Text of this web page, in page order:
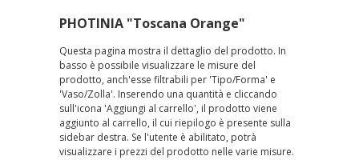
PHOTINIA "Toscana Orange"
Questa pagina mostra il dettaglio del prodotto. In
basso è possibile visualizzare le misure del
prodotto, anch'esse filtrabili per 'Tipo/Forma' e
'Vaso/Zolla'. Inserendo una quantità e cliccando
sull'icona 'Aggiungi al carrello', il prodotto viene
aggiunto al carrello, il cui riepilogo è presente sulla
sidebar destra. Se l'utente è abilitato, potrà
visualizzare i prezzi del prodotto nelle varie misure.